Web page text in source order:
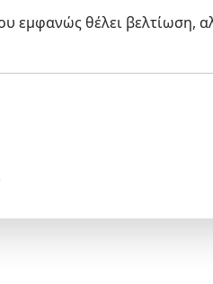
εμφανώς θέλει βελτίωση,